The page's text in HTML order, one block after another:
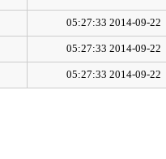
2014-09-22 05:27:33
2014-09-22 05:27:33
2014-09-22 05:27:33